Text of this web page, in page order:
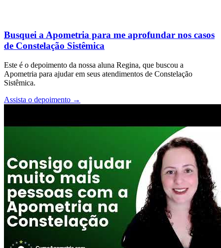
Busquei a Apometria para me aprofundar nos casos
de Constelação Sistêmica
Este é o depoimento da nossa aluna Regina, que buscou a
Apometria para ajudar em seus atendimentos de Constelação
Sistêmica.
Assista o depoimento →